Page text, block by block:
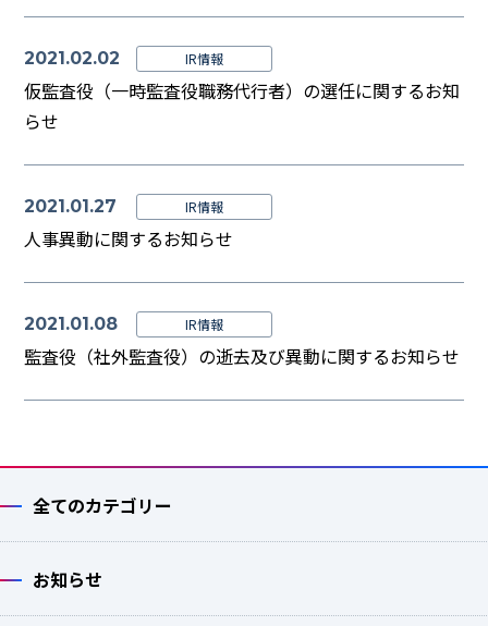
2021.02.02 IR情報
仮監査役（一時監査役職務代行者）の選任に関するお知
らせ
2021.01.27 IR情報
人事異動に関するお知らせ
2021.01.08 IR情報
監査役（社外監査役）の逝去及び異動に関するお知らせ
全てのカテゴリー
お知らせ